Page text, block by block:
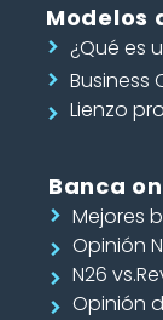
Modelos
¿Qué es
Business
Lienzo
Banca
Mejores
Opinión
N26
Opinión